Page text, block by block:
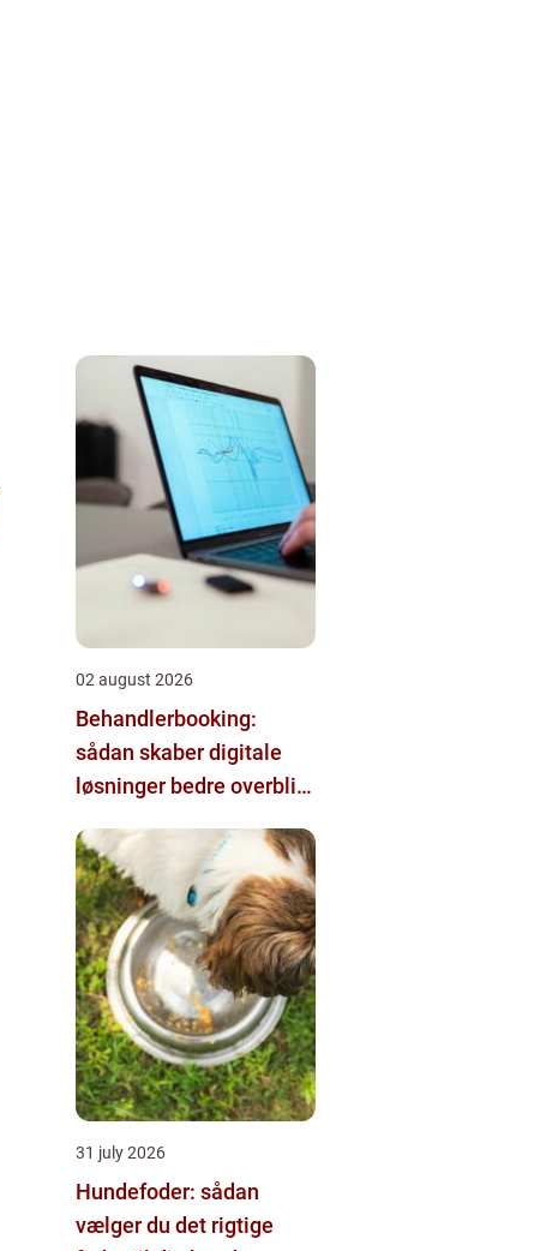
02 august 2026
Behandlerbooking:
sådan skaber digitale
løsninger bedre overblik
31 july 2026
Hundefoder: sådan
vælger du det rigtige